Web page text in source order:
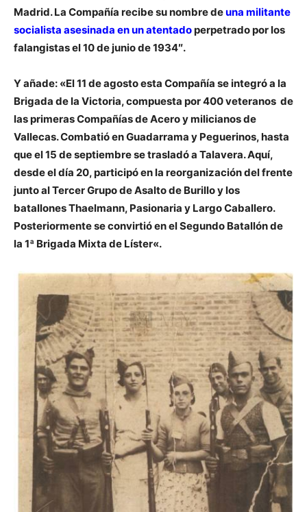
Madrid. La Compañía recibe su nombre deuna militante
socialista asesinada en un atentadoperpetrado por los
falangistas el 10 de junio de 1934″.
Y añade: «El 11 de agosto esta Compañía se integró a la
Brigada de la Victoria, compuesta por 400 veteranos de
las primeras Compañías de Acero y milicianos de
Vallecas. Combatió en Guadarrama y Peguerinos, hasta
que el 15 de septiembre se trasladó a Talavera. Aquí,
desde el día 20, participó en la reorganización del frente
junto al Tercer Grupo de Asalto de Burillo y los
batallones Thaelmann, Pasionaria y Largo Caballero.
Posteriormente se convirtió en elSegundo Batallón de
la 1ª Brigada Mixta de Líster«.